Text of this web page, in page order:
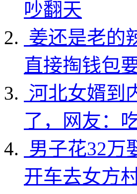
吵翻天
姜还是老的
直接掏钱包
河北女婿到
了，网友：
男子花32万
开车去女方